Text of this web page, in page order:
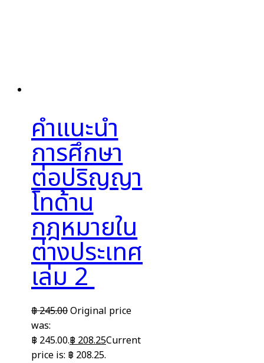
คำแนะนำ
การศึกษา
ต่อปริญญา
โทด้าน
กฎหมายใน
ต่างประเทศ
เล่ม 2
฿245.00Original price
was:
฿ 245.00.฿208.25Current
price is: ฿ 208.25.